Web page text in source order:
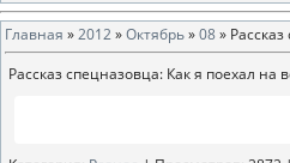
Главная »2012»Октябрь»08»
Рассказ спецназовца: Как я поехал на